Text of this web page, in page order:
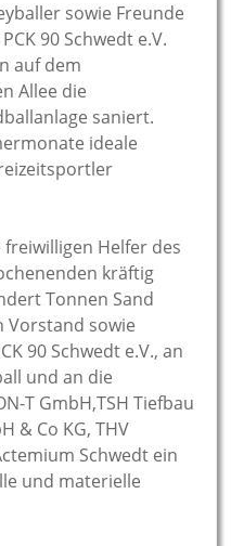
sowie Freunde
90 Schwedt e.V.
auf dem
Allee die
saniert.
ideale
Helfer des
kräftig
Tonnen Sand
Vorstand sowie
90 Schwedt e.V., an
und an die
T GmbH,TSH Tiefbau
& Co KG, THV
Schwedt ein
und materielle